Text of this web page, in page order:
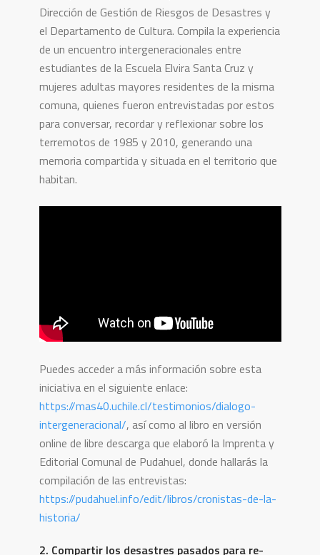
Dirección de Gestión de Riesgos de Desastres y
el Departamento de Cultura. Compila la experiencia
de un encuentro intergeneracionales entre
estudiantes de la Escuela Elvira Santa Cruz y
mujeres adultas mayores residentes de la misma
comuna, quienes fueron entrevistadas por estos
para conversar, recordar y reflexionar sobre los
terremotos de 1985 y 2010, generando una
memoria compartida y situada en el territorio que
habitan.
Puedes acceder a más información sobre esta
iniciativa en el siguiente enlace:
https://mas40.uchile.cl/testimonios/dialogo-
intergeneracional/, así como al libro en versión
online de libre descarga que elaboró la Imprenta y
Editorial Comunal de Pudahuel, donde hallarás la
compilación de las entrevistas:
https://pudahuel.info/edit/libros/cronistas-de-la-
historia/
2. Compartir los desastres pasados para re-